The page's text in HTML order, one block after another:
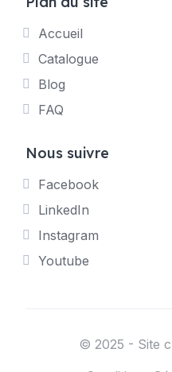
Accueil
Catalogue
Blog
FAQ
Nous suivre
Facebook
LinkedIn
Instagram
Youtube
© 2025 - Site